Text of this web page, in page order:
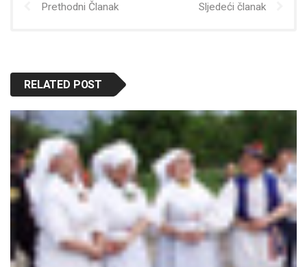
Prethodni Članak Sljedeći članak
RELATED POST